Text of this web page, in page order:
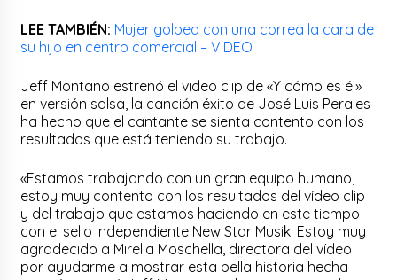
LEE TAMBIÉN: Mujer golpea con una correa la cara de
su hijo en centro comercial – VIDEO
Jeff Montano estrenó el video clip de «Y cómo es él»
en versión salsa, la canción éxito de José Luis Perales
ha hecho que el cantante se sienta contento con los
resultados que está teniendo su trabajo.
«Estamos trabajando con un gran equipo humano,
estoy muy contento con los resultados del vídeo clip
y del trabajo que estamos haciendo en este tiempo
con el sello independiente New Star Musik. Estoy muy
agradecido a Mirella Moschella, directora del vídeo
por ayudarme a mostrar esta bella historia hecha